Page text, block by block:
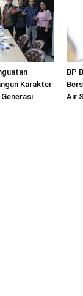
Karakter
BP
Air